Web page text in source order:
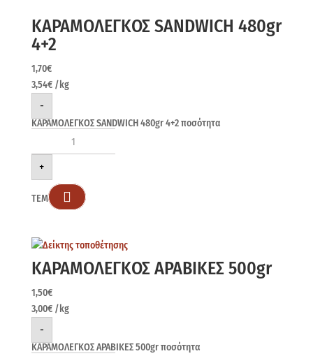
ΚΑΡΑΜΟΛΕΓΚΟΣ SANDWICH 480gr
4+2
1,70€
3,54€ /kg
-
ΚΑΡΑΜΟΛΕΓΚΟΣ SANDWICH 480gr 4+2 ποσότητα
+
ΤΕΜ 
ΚΑΡΑΜΟΛΕΓΚΟΣ ΑΡΑΒΙΚΕΣ 500gr
1,50€
3,00€ /kg
-
ΚΑΡΑΜΟΛΕΓΚΟΣ ΑΡΑΒΙΚΕΣ 500gr ποσότητα